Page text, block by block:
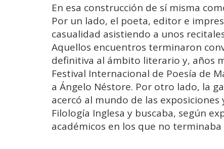
En esa construcción de sí misma
Por un lado, el poeta, editor e
casualidad asistiendo a unos
Aquellos encuentros terminaron
definitiva al ámbito literario y, años
Festival Internacional de Poesía de
a Ángelo Néstore. Por otro lado, la
acercó al mundo de las
Filología Inglesa y buscaba, según
académicos en los que no terminaba